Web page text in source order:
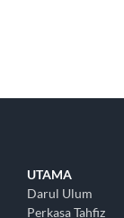
UTAMA
Darul Ulum
Perkasa Tahfiz